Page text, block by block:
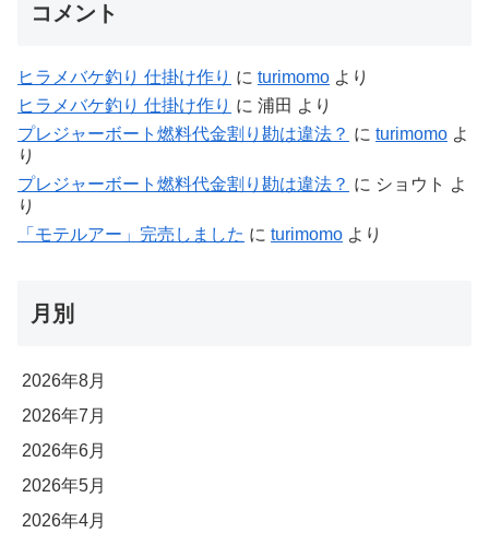
コメント
ヒラメバケ釣り 仕掛け作り に turimomo より
ヒラメバケ釣り 仕掛け作り に 浦田 より
プレジャーボート燃料代金割り勘は違法？ に turimomo よ
り
プレジャーボート燃料代金割り勘は違法？ に ショウト よ
り
「モテルアー」完売しました に turimomo より
月別
2026年8月
2026年7月
2026年6月
2026年5月
2026年4月